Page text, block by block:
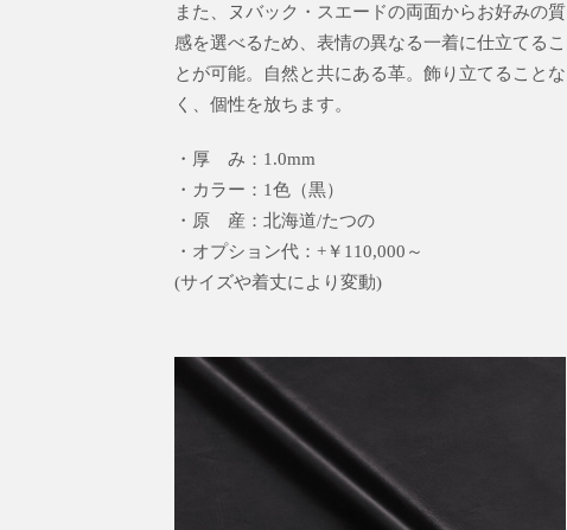
また、ヌバック・スエードの両面からお好みの質
感を選べるため、表情の異なる一着に仕立てるこ
とが可能。自然と共にある革。飾り立てることな
く、個性を放ちます。
・厚 み：1.0mm
・カラー：1色（黒）
・原 産：北海道/たつの
・オプション代：+￥110,000～
(サイズや着丈により変動)